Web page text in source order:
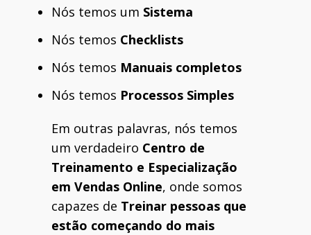
Nós temos um Sistema
Nós temos Checklists
Nós temos Manuais completos
Nós temos Processos Simples
Em outras palavras, nós temos
um verdadeiro Centro de
Treinamento e Especialização
em Vendas Online, onde somos
capazes de Treinar pessoas que
estão começando do mais